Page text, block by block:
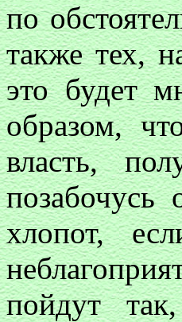
по
также тех,
это будет
образом,
власть,
хлопот,
пойдут